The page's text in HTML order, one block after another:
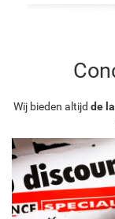
Wij bieden altijd de